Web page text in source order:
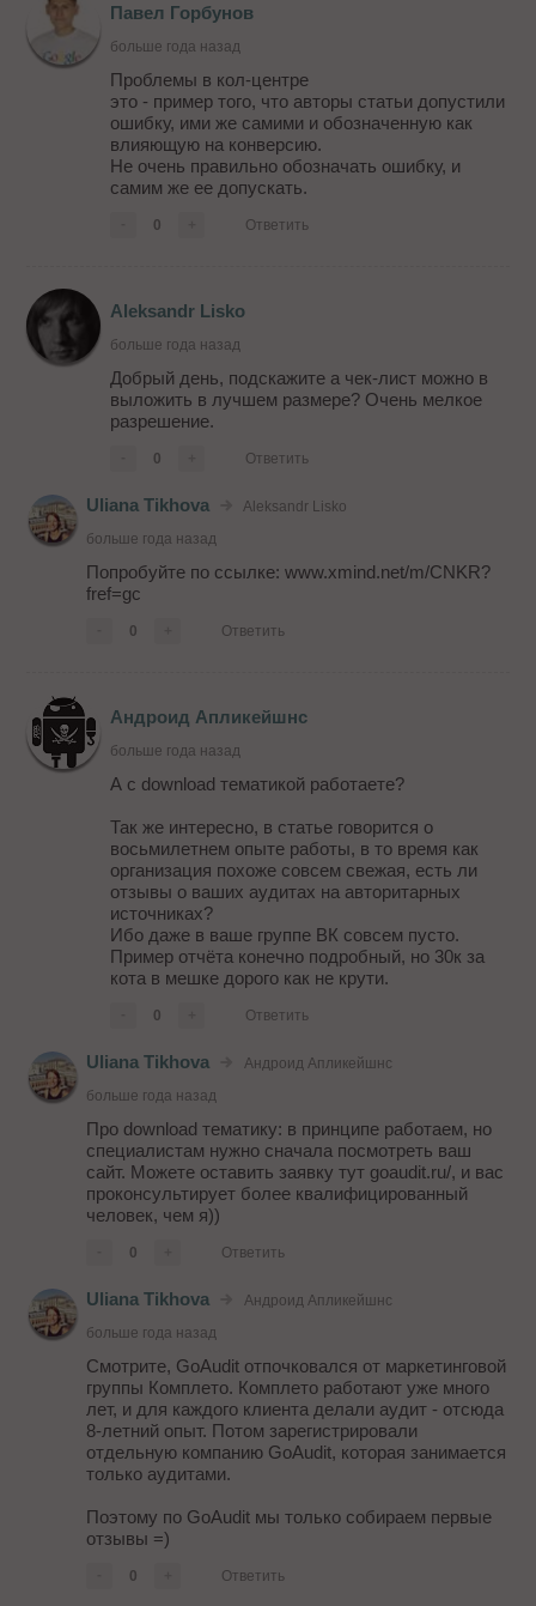
Павел Горбунов
больше года назад
Проблемы в кол-центре
это - пример того, что авторы статьи допустили
ошибку, ими же самими и обозначенную как
влияющую на конверсию.
Не очень правильно обозначать ошибку, и
самим же ее допускать.
0 Ответить
Aleksandr Lisko
больше года назад
Добрый день, подскажите а чек-лист можно в
выложить в лучшем размере? Очень мелкое
разрешение.
0 Ответить
Uliana Tikhova
Aleksandr Lisko
больше года назад
Попробуйте по ссылке: www.xmind.net/m/CNKR?
fref=gc
0 Ответить
Андроид Апликейшнс
больше года назад
А с download тематикой работаете?
Так же интересно, в статье говорится о
восьмилетнем опыте работы, в то время как
организация похоже совсем свежая, есть ли
отзывы о ваших аудитах на авторитарных
источниках?
Ибо даже в ваше группе ВК совсем пусто.
Пример отчёта конечно подробный, но 30к за
кота в мешке дорого как не крути.
0 Ответить
Uliana Tikhova
Андроид Апликейшнс
больше года назад
Про download тематику: в принципе работаем, но
специалистам нужно сначала посмотреть ваш
сайт. Можете оставить заявку тут goaudit.ru/, и вас
проконсультирует более квалифицированный
человек, чем я))
0 Ответить
Uliana Tikhova
Андроид Апликейшнс
больше года назад
Смотрите, GoAudit отпочковался от маркетинговой
группы Комплето. Комплето работают уже много
лет, и для каждого клиента делали аудит - отсюда
8-летний опыт. Потом зарегистрировали
отдельную компанию GoAudit, которая занимается
только аудитами.
Поэтому по GoAudit мы только собираем первые
отзывы =)
0 Ответить